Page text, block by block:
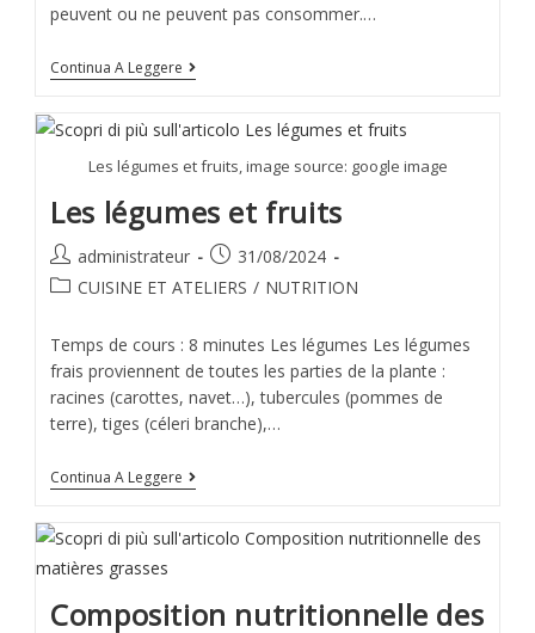
peuvent ou ne peuvent pas consommer.…
Continua A Leggere
Les légumes et fruits, image source: google image
Les légumes et fruits
administrateur
31/08/2024
CUISINE ET ATELIERS / NUTRITION
Temps de cours : 8 minutes Les légumes Les légumes
frais proviennent de toutes les parties de la plante :
racines (carottes, navet…), tubercules (pommes de
terre), tiges (céleri branche),…
Continua A Leggere
Composition nutritionnelle des